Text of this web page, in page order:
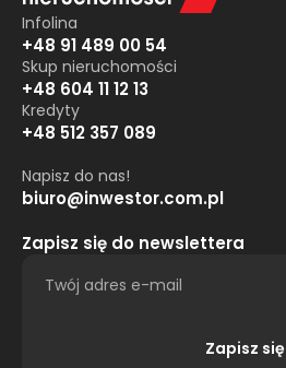
Infolina
+48 91 489 00 54
Skup nieruchomości
+48 604 11 12 13
Kredyty
+48 512 357 089
Napisz do nas!
biuro@inwestor.com.pl
Zapisz się do newslettera
Zapisz się